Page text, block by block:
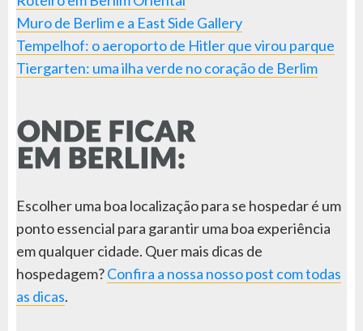
Muro de Berlim e a East Side Gallery
Tempelhof: o aeroporto de Hitler que virou parque
Tiergarten: uma ilha verde no coração de Berlim
Escolher uma boa localização para se hospedar é um
ponto essencial para garantir uma boa experiência
em qualquer cidade. Quer mais dicas de
hospedagem?Confira a nossa nosso post com todas
as dicas.